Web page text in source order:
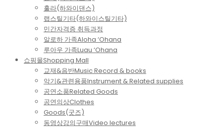
훌라(하와이댄스)
랩스틸기타(하와이스틸기타)
민간자격증 취득과정
알로하 가족Aloha ‘Ohana
루아우 가족Luau ‘Ohana
쇼핑몰Shopping Mall
교재&음반Music Record & books
악기&관련용품Instrument & Related supplies
공연소품Related Goods
공연의상Clothes
Goods(굿즈)
동영상강의구매Video lectures